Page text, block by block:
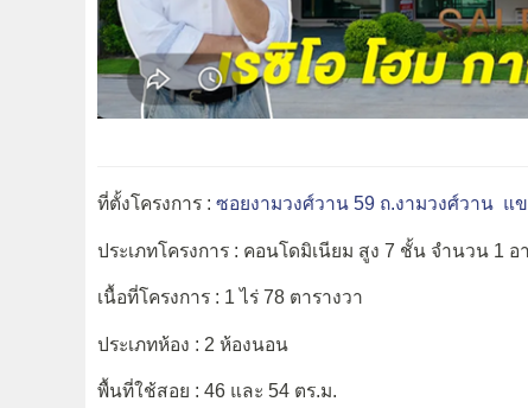
ที่ตั้งโครงการ : ซอยงามวงศ์วาน 59 ถ.งามวงศ์วาน แ
ประเภทโครงการ : คอนโดมิเนียม สูง 7 ชั้น จำนวน 1 อ
เนื้อที่โครงการ : 1 ไร่ 78 ตารางวา
ประเภทห้อง : 2 ห้องนอน
พื้นที่ใช้สอย : 46 และ 54 ตร.ม.